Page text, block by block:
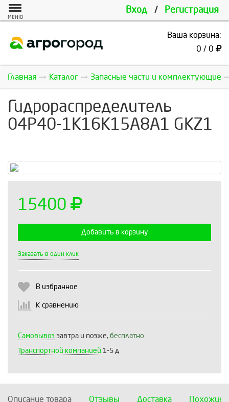
Вход / Регистрация
МЕНЮ
Ваша корзина:
0 / 0
Главная Каталог Запасные части и комплектующие
Гидрoраспределитель
04Р40-1К16К15A8A1 GKZ1
15400
Добавить в корзину
Заказать в один клик
В избранное
К сравнению
Самовывоз завтра и позже, бесплатно
Транспортной компанией 1-5 д
Описание товара Отзывы Доставка Похожие